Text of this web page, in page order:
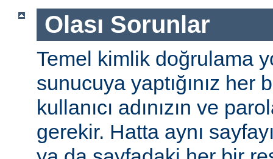
Olası Sorunlar
Temel kimlik doğrulama
sunucuya yaptığınız her
kullanıcı adınızın ve
gerekir. Hatta aynı